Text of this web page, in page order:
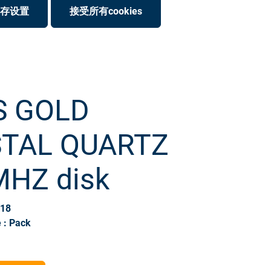
设置 接受所有cookies
GOLD
QUARTZ
disk
: Pack